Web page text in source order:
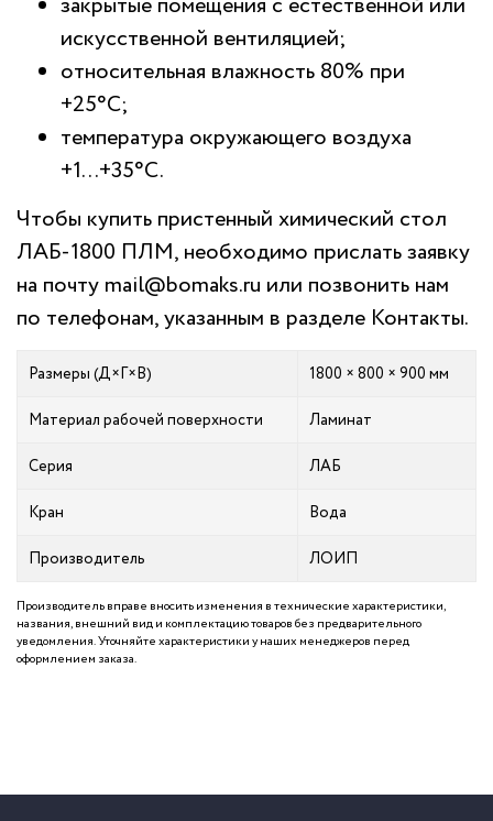
искусственной вентиляцией;
относительная влажность 80% при
+25°С;
температура окружающего воздуха
+1...+35°С.
Чтобы купить пристенный химический стол
ЛАБ-1800 ПЛМ, необходимо прислать заявку
на почту mail@bomaks.ru или позвонить нам
по телефонам, указанным в разделе Контакты.
Размеры (Д×Г×В) 1800 × 800 × 900 мм
Материал рабочей поверхности Ламинат
Серия ЛАБ
Кран Вода
Производитель ЛОИП
Производитель вправе вносить изменения в технические характеристики,
названия, внешний вид и комплектацию товаров без предварительного
уведомления. Уточняйте характеристики у наших менеджеров перед
оформлением заказа.